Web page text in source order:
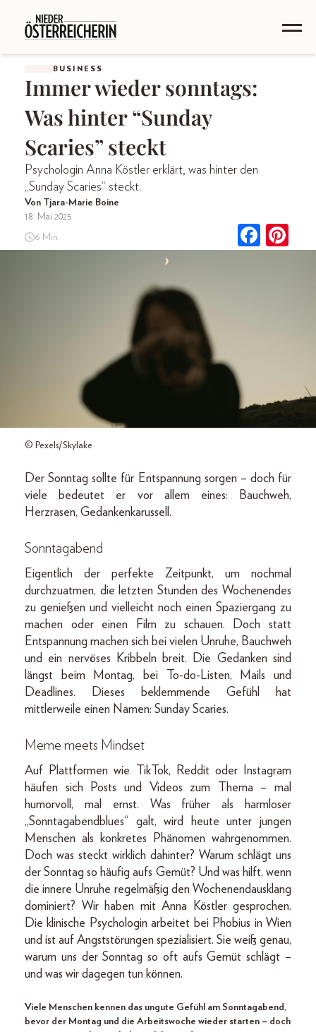
BUSINESS
Immer wieder sonntags:
Was hinter “Sunday
Scaries” steckt
Psychologin Anna Köstler erklärt, was hinter den
„Sunday Scaries“ steckt.
Von Tjara-Marie Boine
18. Mai 2025
6 Min.
© Pexels/Skylake
Der Sonntag sollte für Entspannung sorgen – doch für
viele bedeutet er vor allem eines: Bauchweh,
Herzrasen, Gedankenkarussell.
Sonntagabend
Eigentlich der perfekte Zeitpunkt, um nochmal
durchzuatmen, die letzten Stunden des Wochenendes
zu genießen und vielleicht noch einen Spaziergang zu
machen oder einen Film zu schauen. Doch statt
Entspannung machen sich bei vielen Unruhe, Bauchweh
und ein nervöses Kribbeln breit. Die Gedanken sind
längst beim Montag, bei To-do-Listen, Mails und
Deadlines. Dieses beklemmende Gefühl hat
mittlerweile einen Namen: Sunday Scaries.
Meme meets Mindset
Auf Plattformen wie TikTok, Reddit oder Instagram
häufen sich Posts und Videos zum Thema – mal
humorvoll, mal ernst. Was früher als harmloser
„Sonntagabendblues“ galt, wird heute unter jungen
Menschen als konkretes Phänomen wahrgenommen.
Doch was steckt wirklich dahinter? Warum schlägt uns
der Sonntag so häufig aufs Gemüt? Und was hilft, wenn
die innere Unruhe regelmäßig den Wochenendausklang
dominiert? Wir haben mit Anna Köstler gesprochen.
Die klinische Psychologin arbeitet bei Phobius in Wien
und ist auf Angststörungen spezialisiert. Sie weiß genau,
warum uns der Sonntag so oft aufs Gemüt schlägt –
und was wir dagegen tun können.
Viele Menschen kennen das ungute Gefühl am Sonntagabend,
bevor der Montag und die Arbeitswoche wieder starten – doch